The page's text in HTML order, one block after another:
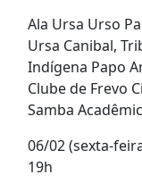
Ala Ursa Urso
Ursa Canibal,
Indígena Papo
Clube de Frevo
Samba
06/02 (sexta-
19h